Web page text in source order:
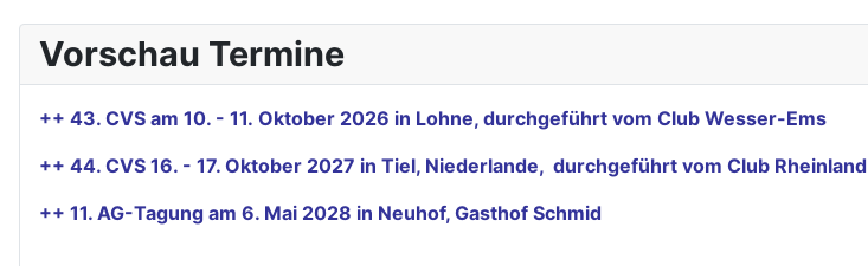
Vorschau Termine
++ 43. CVS am 10. - 11. Oktober 2026 in Lohne, durchgeführt vom Club Wesser-Ems
++ 44. CVS 16. - 17. Oktober 2027 in Tiel, Niederlande, durchgeführt vom Club Rheinland
++ 11. AG-Tagung am 6. Mai 2028 in Neuhof, Gasthof Schmid